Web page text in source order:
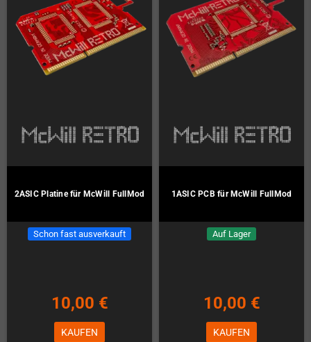
2ASIC Platine für McWill FullMod
Schon fast ausverkauft
10,00 €
KAUFEN
1ASIC PCB für McWill FullMod
Auf Lager
10,00 €
KAUFEN